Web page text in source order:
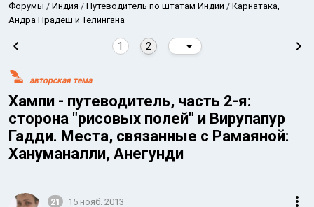
Аравийское море
Форумы Индия Путеводитель по штатам Индии
Карнатака,
Андра Прадеш и Телингана
1 2
авторская тема
Хампи - путеводитель, часть 2-я:
сторона "рисовых полей" и Вирупапур
Гадди. Места, связанные с Рамаяной:
Хануманалли, Анегунди
21 15 нояб. 2013